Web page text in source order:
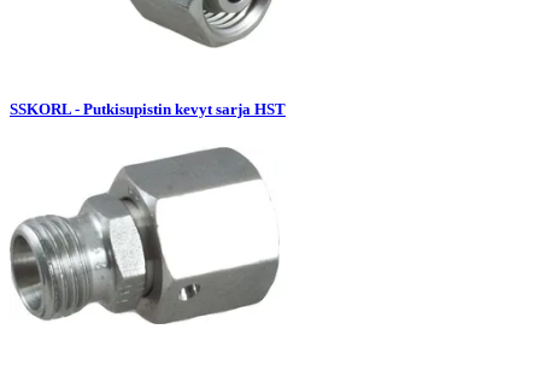
SSKORL - Putkisupistin kevyt sarja HST